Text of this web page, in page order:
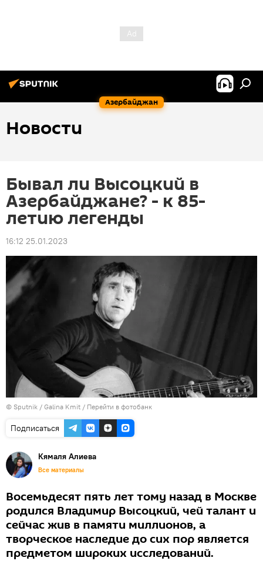
Азербайджан
Новости
Бывал ли Высоцкий в
Азербайджане? - к 85-
летию легенды
16:12 25.01.2023
© Sputnik / Galina Kmit / Перейти в фотобанк
Подписаться
Кямаля Алиева
Все материалы
Восемьдесят пять лет тому назад в Москве
родился Владимир Высоцкий, чей талант и
сейчас жив в памяти миллионов, а
творческое наследие до сих пор является
предметом широких исследований.